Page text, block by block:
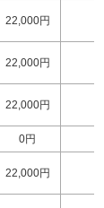
22,000円
22,000円
22,000円
0円
22,000円